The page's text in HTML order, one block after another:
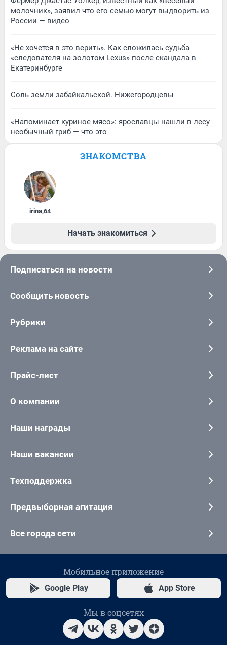
молочник», заявил что его семью могут выдворить из
России — видео
«Не хочется в это верить». Как сложилась судьба
«следователя на золотом Lexus» после скандала в
Екатеринбурге
Соль земли забайкальской. Нижегородцевы
«Напоминает куриное мясо»: ярославцы нашли в лесу
необычный гриб — что это
ЗНАКОМСТВА
irina,64
Начать знакомиться
Подписаться на новости
Сообщить новость
Рубрики
Реклама на сайте
Прайс-лист
О компании
Наши награды
Наши вакансии
Техподдержка
Предвыборная агитация
Все города сети
Мобильное приложение
Google Play App Store
Мы в соцсетях